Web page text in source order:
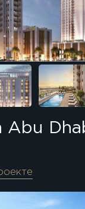
Abu